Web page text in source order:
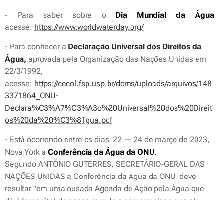
- Para saber sobre o Dia Mundial da Água
acesse: https://www.worldwaterday.org/
- Para conhecer a Declaração Universal dos Direitos da
Água, aprovada pela Organização das Nações Unidas em
22/3/1992,
acesse: https://cecol.fsp.usp.br/dcms/uploads/arquivos/148
3371864_ONU-
Declara%C3%A7%C3%A3o%20Universal%20dos%20Direit
os%20da%20%C3%81gua.pdf
- Está ocorrendo entre os dias 22 — 24 de março de 2023,
Nova York a Conferência da Água da ONU.
Segundo ANTÓNIO GUTERRES, SECRETÁRIO-GERAL DAS
NAÇÕES UNIDAS a Conferência da Água da ONU deve
resultar "em uma ousada Agenda de Ação pela Água que